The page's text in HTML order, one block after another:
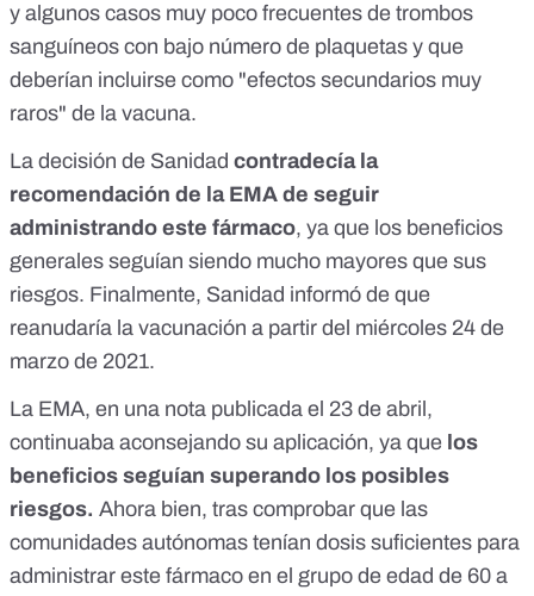
y algunos casos muy poco frecuentes de trombos
sanguíneos con bajo número de plaquetas y que
deberían incluirse como "efectos secundarios muy
raros" de la vacuna.
La decisión de Sanidad contradecía la
recomendación de la EMA de seguir
administrando este fármaco, ya que los beneficios
generales seguían siendo mucho mayores que sus
riesgos. Finalmente, Sanidad informó de que
reanudaría la vacunación a partir del miércoles 24 de
marzo de 2021.
La EMA, en una nota publicada el 23 de abril,
continuaba aconsejando su aplicación, ya que los
beneficios seguían superando los posibles
riesgos. Ahora bien, tras comprobar que las
comunidades autónomas tenían dosis suficientes para
administrar este fármaco en el grupo de edad de 60 a